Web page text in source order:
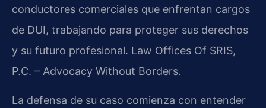
conductores comerciales que enfrentan cargos
de DUI, trabajando para proteger sus derechos
y su futuro profesional. Law Offices Of SRIS,
P.C. – Advocacy Without Borders.
La defensa de su caso comienza con entender